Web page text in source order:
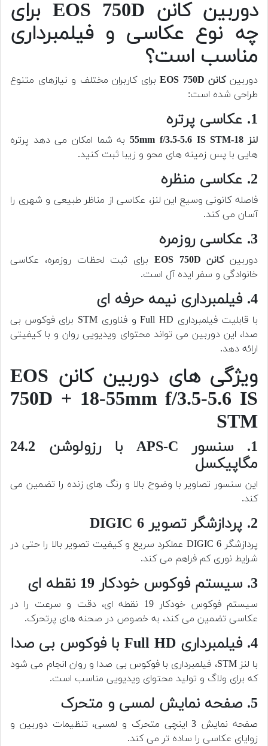
دوربین کانن EOS 750D برای
چه نوع عکاسی و فیلمبرداری
مناسب است؟
دوربینکانن EOS 750D
برای کاربران مختلف و نیازهای متنوع
طراحی شده است:
1. عکاسی پرتره
لنز 18-55mm f/3.5-5.6 IS STM
به شما امکان می دهد پرتره
هایی با پس زمینه های محو و زیبا ثبت کنید.
2. عکاسی منظره
فاصله کانونی وسیع این لنز، عکاسی از مناظر طبیعی و شهری را
آسان می کند.
3. عکاسی روزمره
دوربینکانن EOS 750D
برای ثبت لحظات روزمره، عکاسی
خانوادگی و سفر ایده آل است.
4. فیلمبرداری نیمه حرفه ای
با قابلیت فیلمبرداری Full HD و فناوری STM برای فوکوس بی
صدا، این دوربین می تواند محتوای ویدیویی روان و با کیفیتی
ارائه دهد.
ویژگی های دوربین کانن EOS
750D + 18-55mm f/3.5-5.6 IS
STM
1. سنسور APS-C با رزولوشن 24.2
مگاپیکسل
این سنسور تصاویر با وضوح بالا و رنگ های زنده را تضمین می
کند.
2. پردازشگر تصویر DIGIC 6
پردازشگر DIGIC 6 عملکرد سریع و کیفیت تصویر بالا را حتی در
شرایط نوری کم فراهم می کند.
3. سیستم فوکوس خودکار 19 نقطه ای
سیستم فوکوس خودکار 19 نقطه ای، دقت و سرعت را در
عکاسی تضمین می کند، به خصوص در صحنه های پرتحرک.
4. فیلمبرداری Full HD با فوکوس بی صدا
با لنز STM، فیلمبرداری با فوکوس بی صدا و روان انجام می شود
که برای ولاگ و تولید محتوای ویدیویی مناسب است.
5. صفحه نمایش لمسی و متحرک
صفحه نمایش 3 اینچی متحرک و لمسی، تنظیمات دوربین و
زوایای عکاسی را ساده تر می کند.